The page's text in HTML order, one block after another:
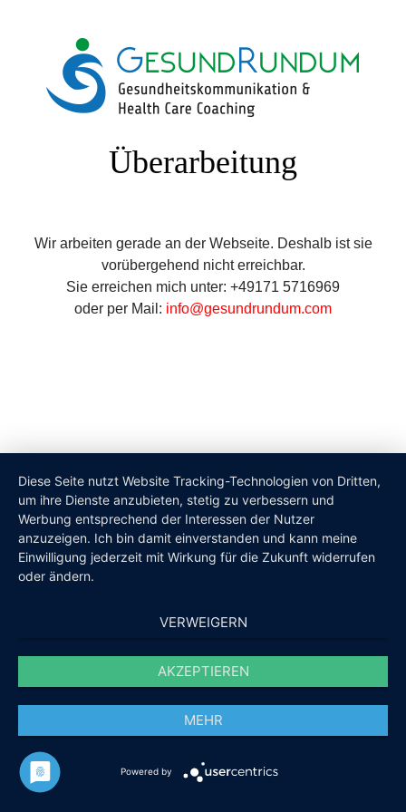
Überarbeitung
Wir arbeiten gerade an der Webseite. Deshalb ist sie
vorübergehend nicht erreichbar.
Sie erreichen mich unter: +49171 5716969
oder per Mail: info@gesundrundum.com
Diese Seite nutzt Website Tracking-Technologien von Dritten,
um ihre Dienste anzubieten, stetig zu verbessern und
Werbung entsprechend der Interessen der Nutzer
anzuzeigen. Ich bin damit einverstanden und kann meine
Einwilligung jederzeit mit Wirkung für die Zukunft widerrufen
oder ändern.
VERWEIGERN
AKZEPTIEREN
MEHR
Powered by